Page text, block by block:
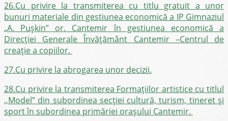
26.Cu privire la transmiterea cu titlu gratuit a unor
bunuri materiale din gestiunea economică a IP Gimnaziul
„A. Pușkin” or. Cantemir în gestiunea economică a
Direcției Generale Învățământ Cantemir –Centrul de
creație a copiilor.
27.Cu privire la abrogarea unor decizii.
28.Cu privire la transmiterea Formațiilor artistice cu titlul
,,Model” din subordinea secției cultură, turism, tineret și
sport în subordinea primăriei orașului Cantemir.